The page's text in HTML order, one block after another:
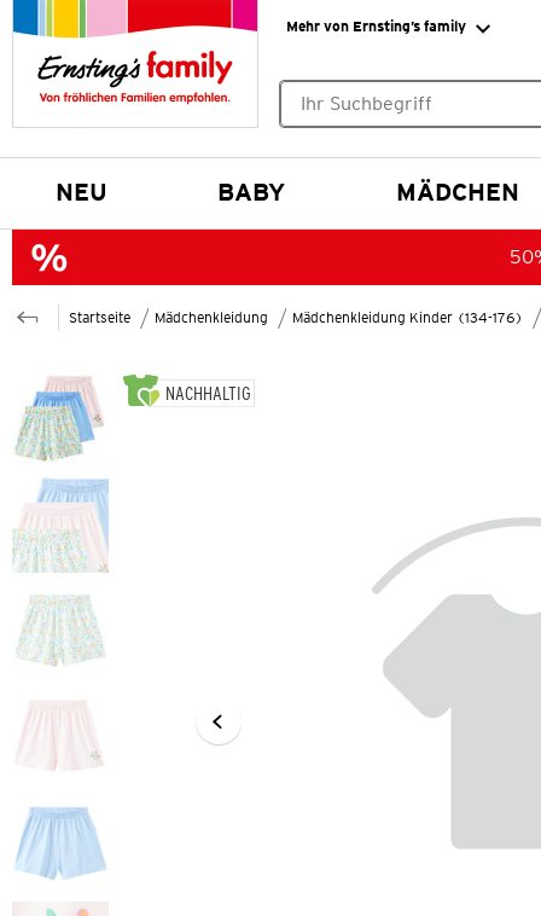
Mehr von Ernsting’s family
NEU BABY MÄDCHEN
Startseite Mädchenkleidung Mädchenkleidung Kinder (134-176)
NACHHALTIG